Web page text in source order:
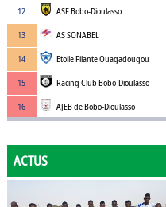
12
ASF Bobo-Dioulasso
13
AS SONABEL
14
Etoile Filante Ouagadougou
15
Racing Club Bobo-Dioulasso
16
AJEB de Bobo-Dioulasso
ACTUS